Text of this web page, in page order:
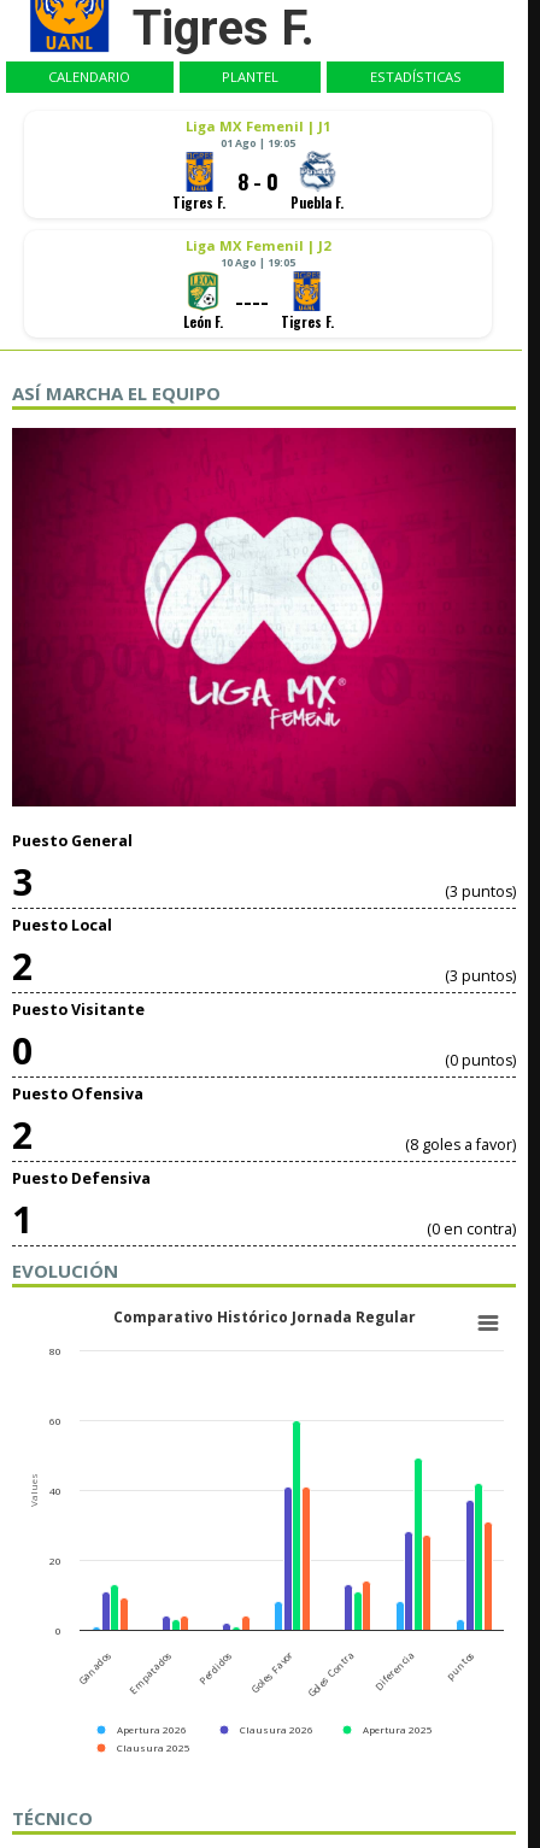
Tigres F.
CALENDARIO PLANTEL ESTADÍSTICAS
Liga MX Femenil | J1
01 Ago | 19:05
Tigres F.
8 - 0
Puebla F.
Liga MX Femenil | J2
10 Ago | 19:05
León F.
----
Tigres F.
ASÍ MARCHA EL EQUIPO
Puesto General
3
(3 puntos)
Puesto Local
2
(3 puntos)
Puesto Visitante
0
(0 puntos)
Puesto Ofensiva
2
(8 goles a favor)
Puesto Defensiva
1 (0 en contra)
EVOLUCIÓN
Values
Comparativo Histórico Jornada Regular
Apertura 2026 Clausura 2026
Apertura 2025
Clausura 2025
Ganados Empatados Perdidos Goles Favor Goles Contra Diferencia puntos
0
20
40
60
80
TÉCNICO